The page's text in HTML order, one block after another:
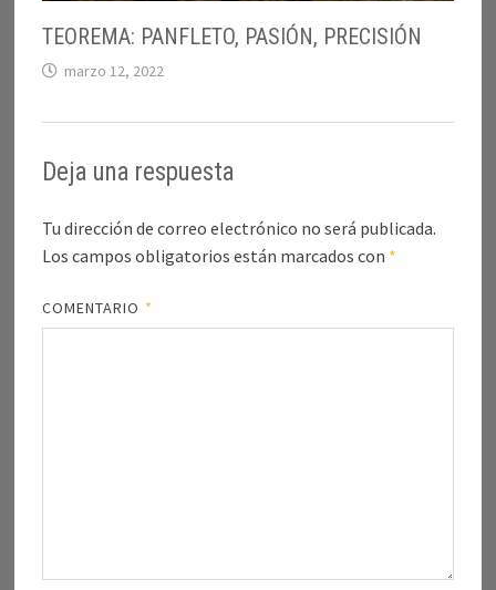
TEOREMA: PANFLETO, PASIÓN, PRECISIÓN
marzo 12, 2022
Deja una respuesta
Tu dirección de correo electrónico no será publicada.
Los campos obligatorios están marcados con *
COMENTARIO *